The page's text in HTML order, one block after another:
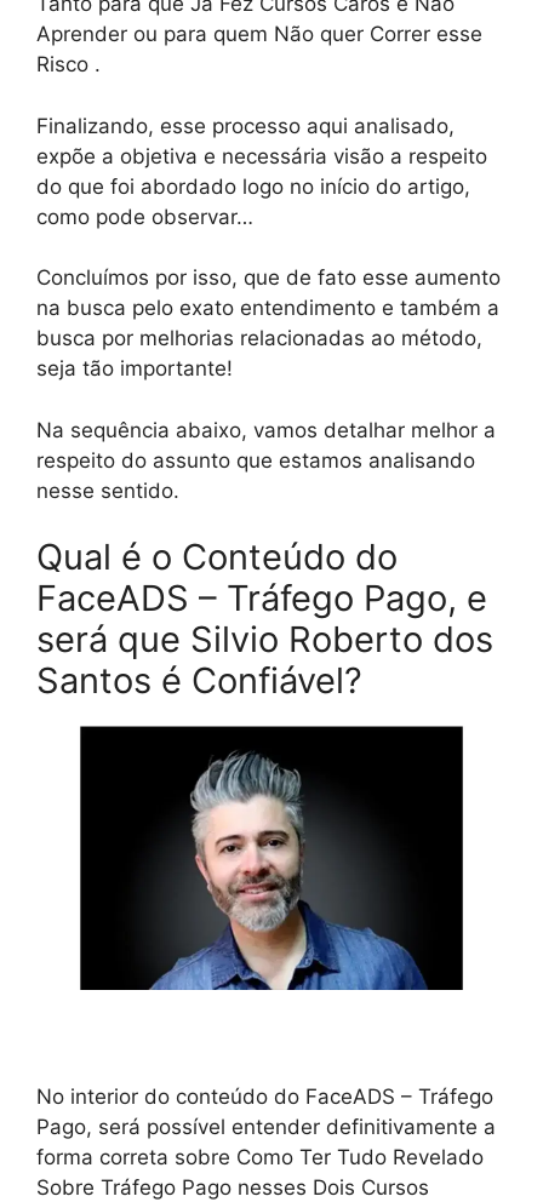
Aprender ou para quem Não quer Correr esse
Risco .
Finalizando, esse processo aqui analisado,
expõe a objetiva e necessária visão a respeito
do que foi abordado logo no início do artigo,
como pode observar…
Concluímos por isso, que de fato esse aumento
na busca pelo exato entendimento e também a
busca por melhorias relacionadas ao método,
seja tão importante!
Na sequência abaixo, vamos detalhar melhor a
respeito do assunto que estamos analisando
nesse sentido.
Qual é o Conteúdo do
FaceADS – Tráfego Pago, e
será que Silvio Roberto dos
Santos é Confiável?
No interior do conteúdo do FaceADS – Tráfego
Pago, será possível entender definitivamente a
forma correta sobre Como Ter Tudo Revelado
Sobre Tráfego Pago nesses Dois Cursos